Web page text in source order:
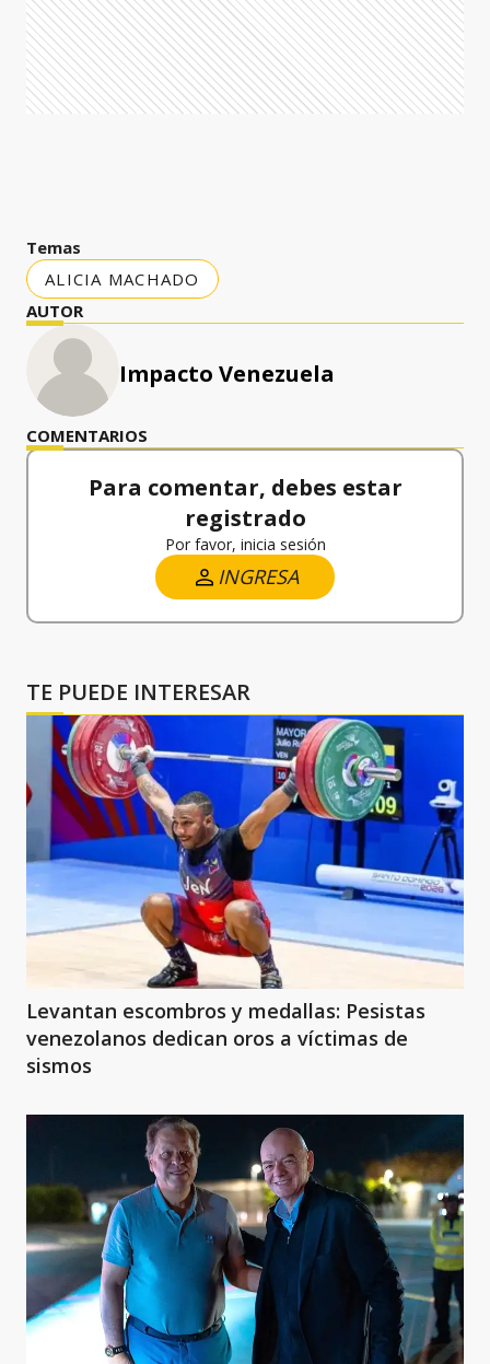
Temas
ALICIA MACHADO
AUTOR
Impacto Venezuela
COMENTARIOS
Para comentar, debes estar
registrado
Por favor, inicia sesión
INGRESA
TE PUEDE INTERESAR
Levantan escombros y medallas: Pesistas
venezolanos dedican oros a víctimas de
sismos